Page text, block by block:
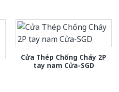
Cửa Thép Chống Cháy 2P
tay nam Cửa-SGD